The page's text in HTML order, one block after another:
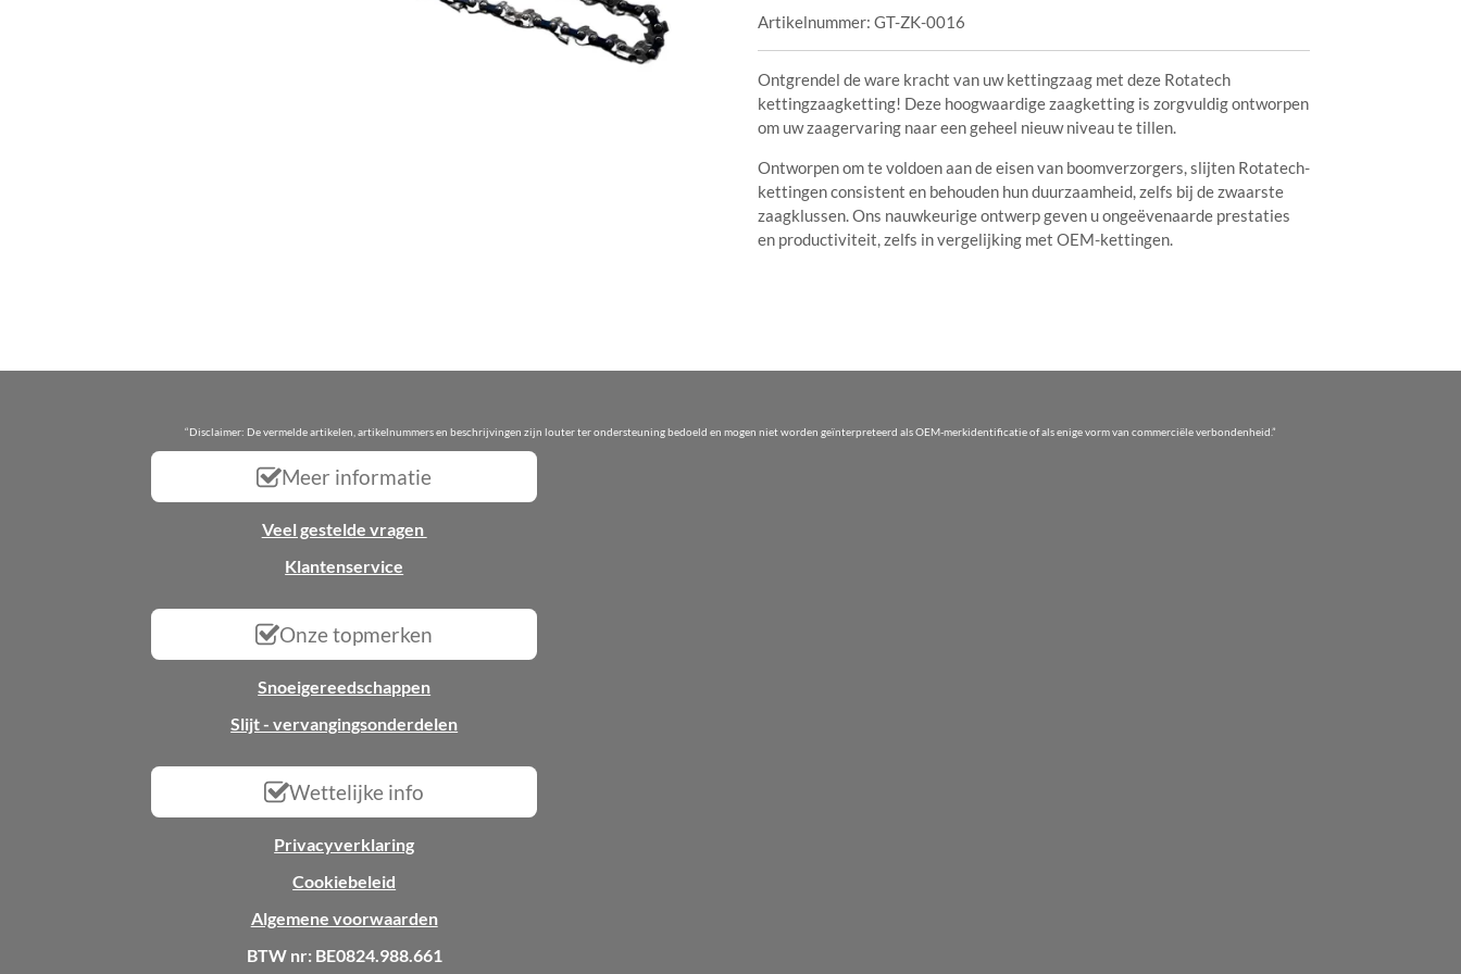
Artikelnummer: GT-ZK-0016
Ontgrendel de ware kracht van uw kettingzaag met deze Rotatech
kettingzaagketting! Deze hoogwaardige zaagketting is zorgvuldig ontworpen
om uw zaagervaring naar een geheel nieuw niveau te tillen.
Ontworpen om te voldoen aan de eisen van boomverzorgers, slijten Rotatech-
kettingen consistent en behouden hun duurzaamheid, zelfs bij de zwaarste
zaagklussen. Ons nauwkeurige ontwerp geven u ongeëvenaarde prestaties
en productiviteit, zelfs in vergelijking met OEM-kettingen.
“Disclaimer: De vermelde artikelen, artikelnummers en beschrijvingen zijn louter ter ondersteuning bedoeld en mogen niet worden geïnterpreteerd als OEM-merkidentificatie of als enige vorm van commerciële verbondenheid.”
Meer informatie
Veel gestelde vragen
Klantenservice
Onze topmerken
Snoeigereedschappen
Slijt - vervangingsonderdelen
Wettelijke info
Privacyverklaring
Cookiebeleid
Algemene voorwaarden
BTW nr: BE0824.988.661